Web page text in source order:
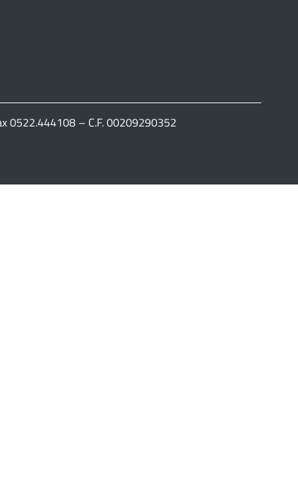
0522.444108 – C.F. 00209290352